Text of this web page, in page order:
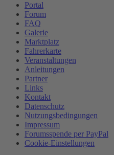
Portal
Forum
FAQ
Galerie
Marktplatz
Fahrerkarte
Veranstaltungen
Anleitungen
Partner
Links
Kontakt
Datenschutz
Nutzungsbedingungen
Impressum
Forumsspende per PayPal
Cookie-Einstellungen